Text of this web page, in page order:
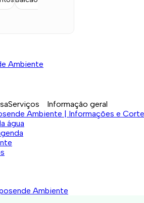
Serviços
Informação geral
Ambiente | Informações e
água